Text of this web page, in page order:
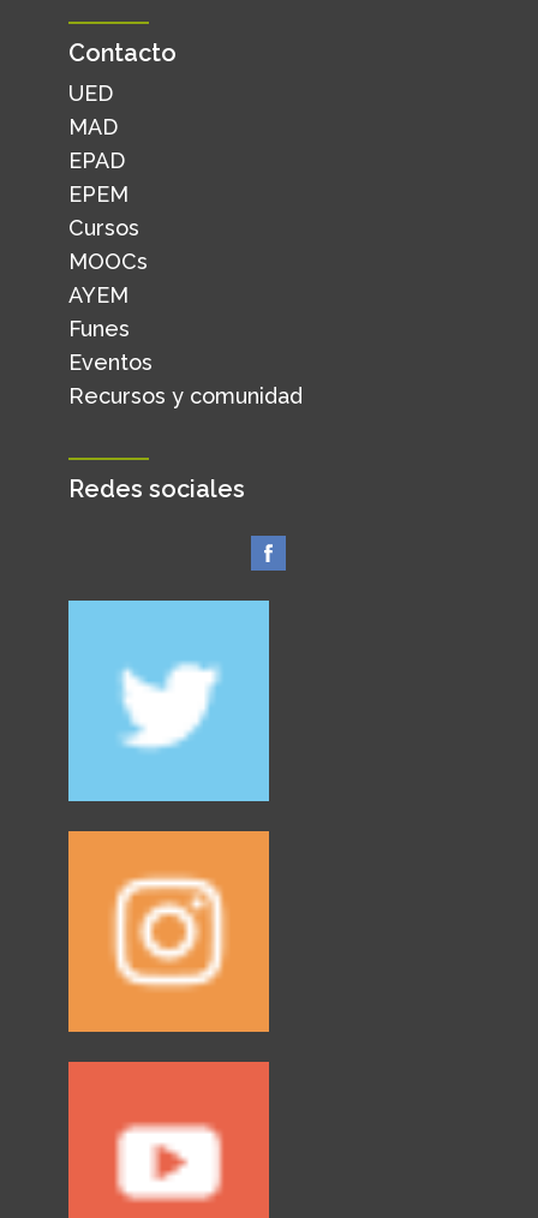
Contacto
UED
MAD
EPAD
EPEM
Cursos
MOOCs
AYEM
Funes
Eventos
Recursos y comunidad
Redes sociales